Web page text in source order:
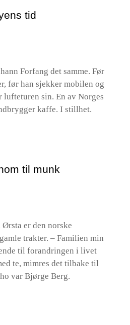
tid
Forfang det samme. Før
før han sjekker mobilen og
sin. En av Norges
kaffe. I stillhet.
til munk
er den norske
trakter. – Familien min
til forandringen i livet
te, mimres det tilbake til
var Bjørge Berg.